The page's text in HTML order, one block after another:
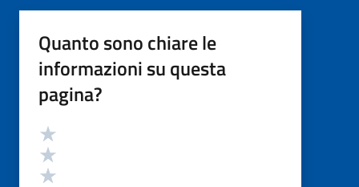
Quanto sono chiare le
informazioni su questa
pagina?
Valutazione